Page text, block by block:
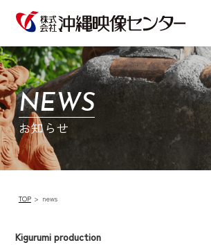
NEWS
お知らせ
TOP news
Kigurumi production